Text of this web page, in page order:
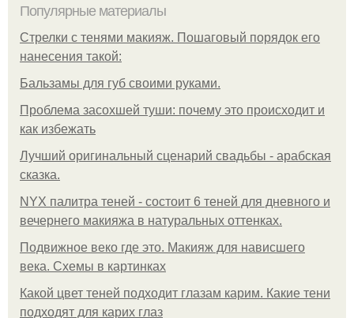
Популярные материалы
Стрелки с тенями макияж. Пошаговый порядок его
нанесения такой:
Бальзамы для губ своими руками.
Проблема засохшей туши: почему это происходит и
как избежать
Лучший оригинальный сценарий свадьбы - арабская
сказка.
NYX палитра теней - состоит 6 теней для дневного и
вечернего макияжа в натуральных оттенках.
Подвижное веко где это. Макияж для нависшего
века. Схемы в картинках
Какой цвет теней подходит глазам карим. Какие тени
подходят для карих глаз